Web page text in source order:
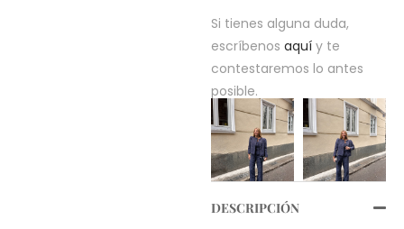
Si tienes alguna duda,
escríbenos aquíy te
contestaremos lo antes
posible.
DESCRIPCIÓN